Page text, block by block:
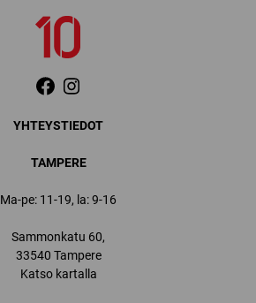
YHTEYSTIEDOT
TAMPERE
Ma-pe: 11-19, la: 9-16
Sammonkatu 60,
33540 Tampere
Katso kartalla